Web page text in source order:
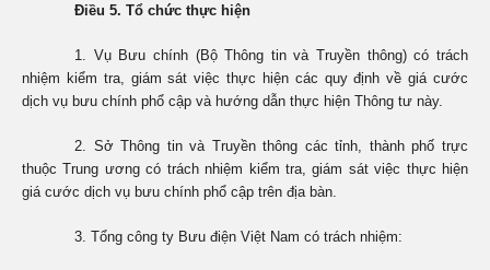
Điều 5. Tổ chức thực hiện
1. Vụ Bưu chính (Bộ Thông tin và Truyền thông) có trách
nhiệm kiểm tra, giám sát việc thực hiện các quy định về giá cước
dịch vụ bưu chính phổ cập và hướng dẫn thực hiện Thông tư này.
2. Sở Thông tin và Truyền thông các tỉnh, thành phố trực
thuộc Trung ương có trách nhiệm kiểm tra, giám sát việc thực hiện
giá cước dịch vụ bưu chính phổ cập trên địa bàn.
3. Tổng công ty Bưu điện Việt Nam có trách nhiệm: